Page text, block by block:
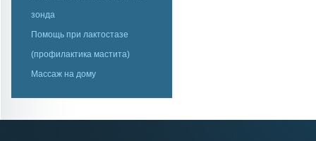
зонда
Помощь при лактостазе
(профилактика мастита)
Массаж на дому